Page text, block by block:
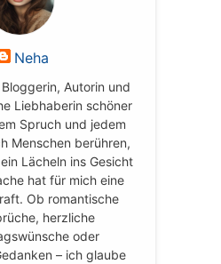
Neha
Autorin und
Liebhaberin schöner
Spruch und jedem
Menschen berühren,
Lächeln ins Gesicht
hat für mich eine
Ob romantische
herzliche
oder
– ich glaube